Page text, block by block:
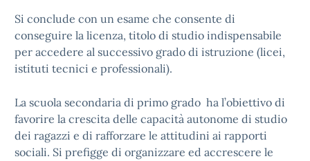
Si conclude con un esame che consente di
conseguire la licenza, titolo di studio indispensabile
per accedere al successivo grado di istruzione (licei,
istituti tecnici e professionali).
La scuola secondaria di primo grado ha l’obiettivo di
favorire la crescita delle capacità autonome di studio
dei ragazzi e di rafforzare le attitudini ai rapporti
sociali. Si prefigge di organizzare ed accrescere le